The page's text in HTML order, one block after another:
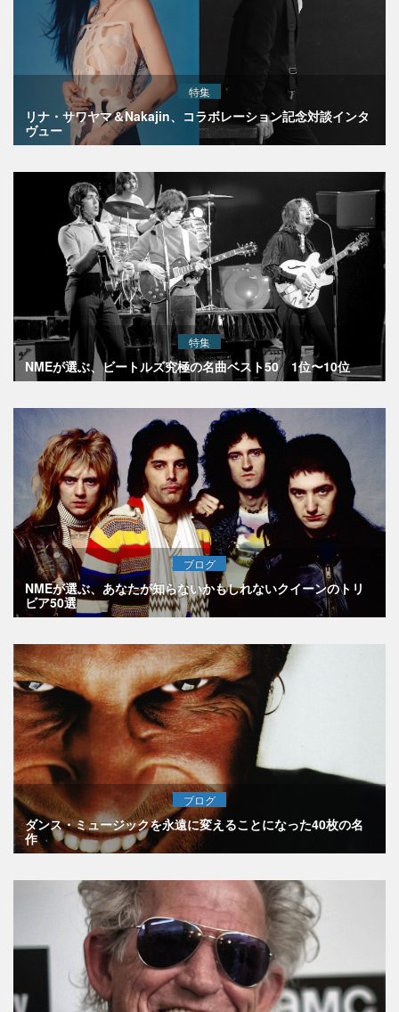
特集
リナ・サワヤマ＆Nakajin、コラボレーション記念対談インタ
ヴュー
特集
NMEが選ぶ、ビートルズ究極の名曲ベスト50 1位〜10位
ブログ
NMEが選ぶ、あなたが知らないかもしれないクイーンのトリ
ビア50選
ブログ
ダンス・ミュージックを永遠に変えることになった40枚の名
作